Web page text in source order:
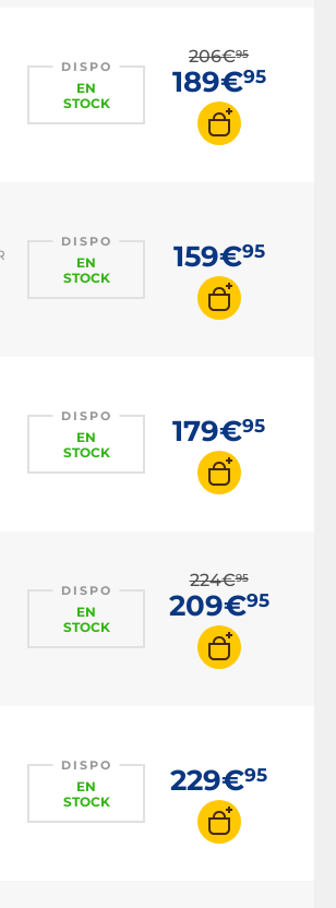
DISPO
EN
STOCK
206€95
189€95
DISPO
EN
STOCK
159€95
DISPO
EN
STOCK
179€95
DISPO
EN
STOCK
224€95
209€95
DISPO
EN
STOCK
229€95